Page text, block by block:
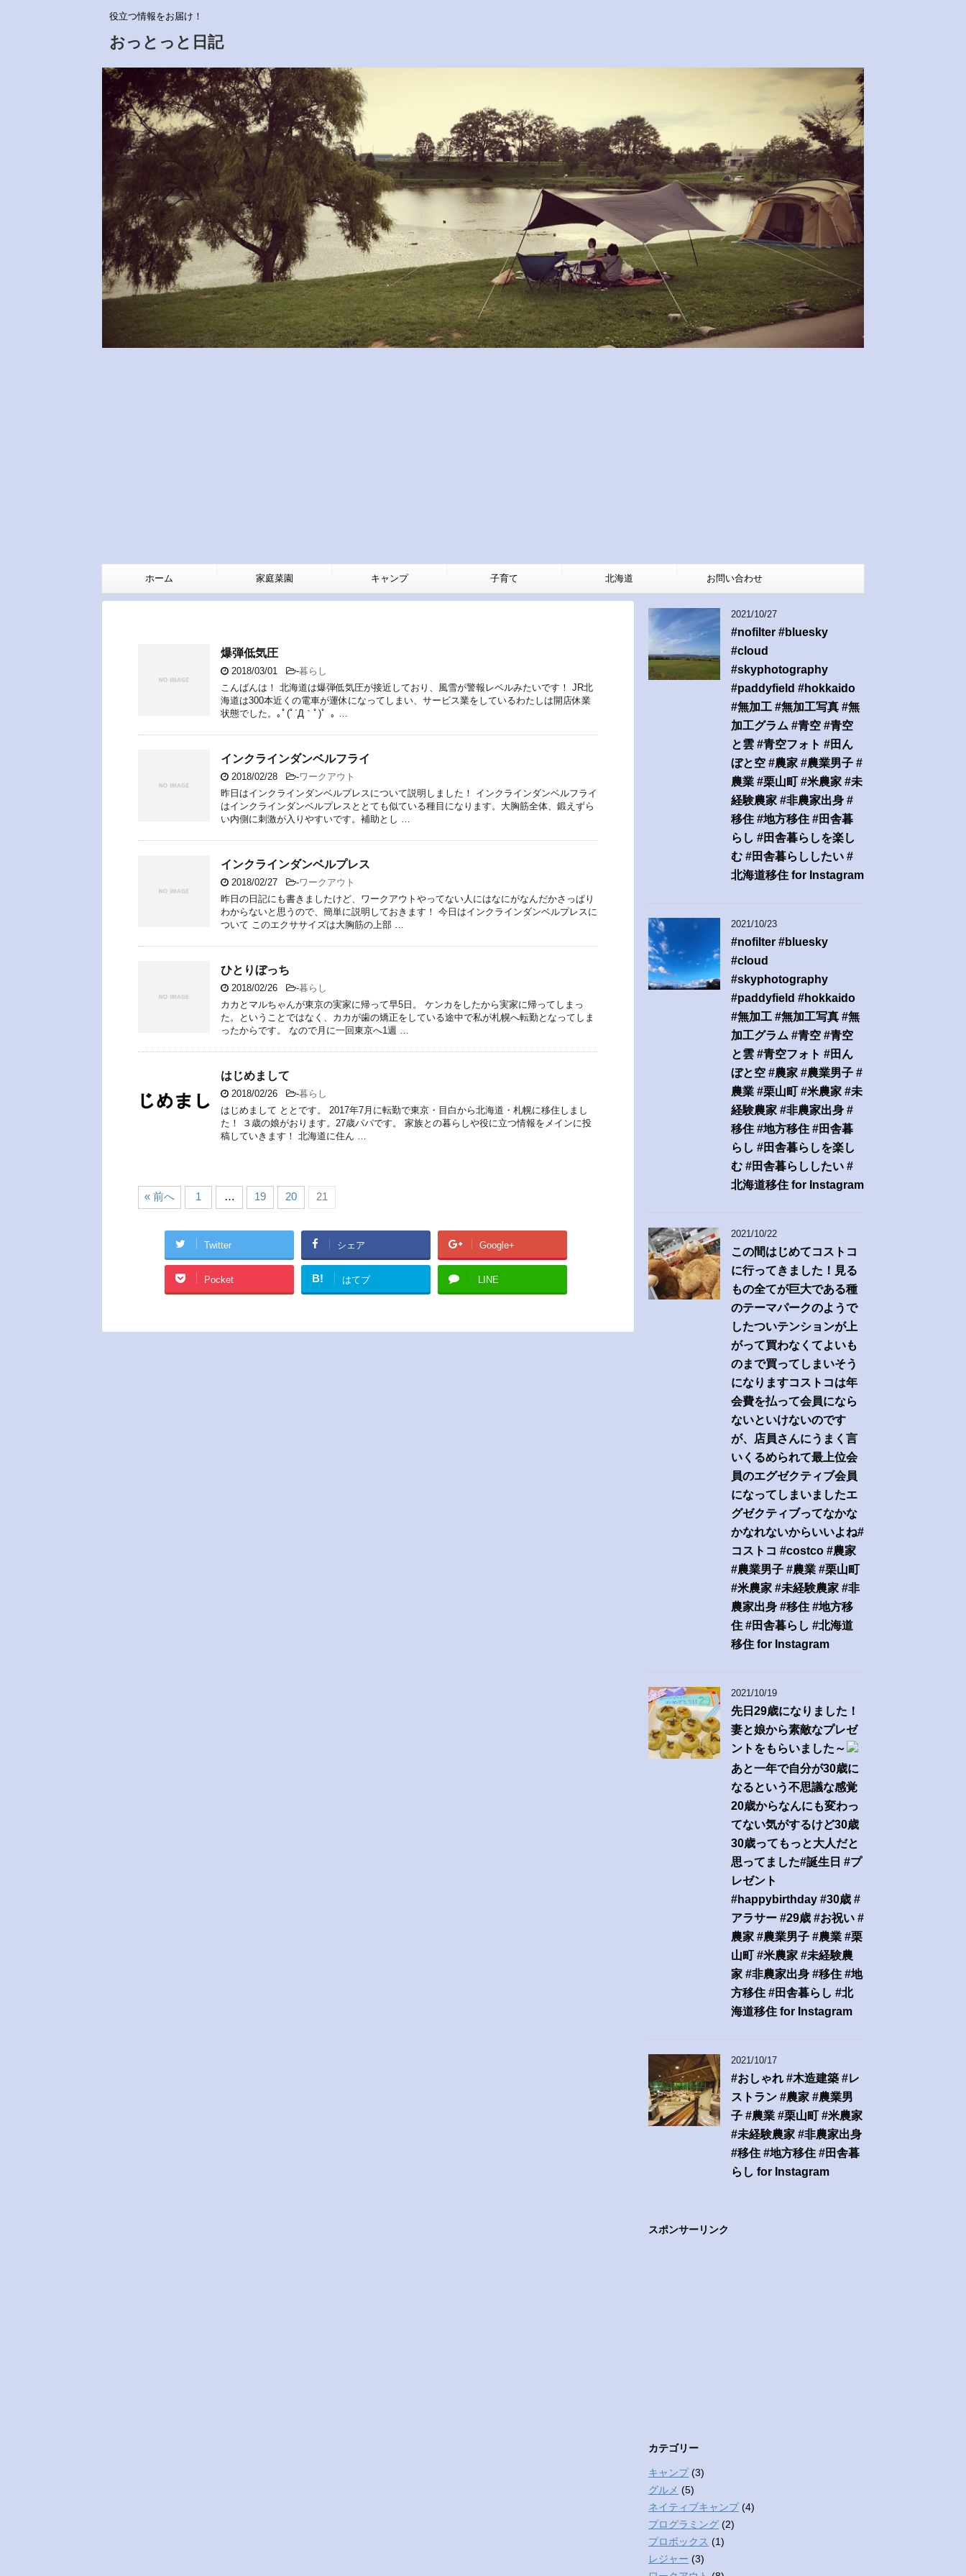
役立つ情報をお届け！
おっとっと日記
ホーム 家庭菜園 キャンプ 子育て 北海道 お問い合わせ
爆弾低気圧
2018/03/01 -暮らし
こんばんは！ 北海道は爆弾低気圧が接近しており、風雪が警報レベルみたいです！ JR北
海道は300本近くの電車が運休になってしまい、サービス業をしているわたしは開店休業
状態でした。｡ﾟ(ﾟ´Д｀ﾟ)゜｡ …
インクラインダンベルフライ
2018/02/28 -ワークアウト
昨日はインクラインダンベルプレスについて説明しました！ インクラインダンベルフライ
はインクラインダンベルプレスととても似ている種目になります。大胸筋全体、鍛えずら
い内側に刺激が入りやすいです。補助とし …
インクラインダンベルプレス
2018/02/27 -ワークアウト
昨日の日記にも書きましたけど、ワークアウトやってない人にはなにがなんだかさっぱり
わからないと思うので、簡単に説明しておきます！ 今日はインクラインダンベルプレスに
ついて このエクササイズは大胸筋の上部 …
ひとりぼっち
2018/02/26 -暮らし
カカとマルちゃんが東京の実家に帰って早5日。 ケンカをしたから実家に帰ってしまっ
た。ということではなく、カカが歯の矯正をしている途中で私が札幌へ転勤となってしま
ったからです。 なので月に一回東京へ1週 …
はじめまして
2018/02/26 -暮らし
はじめまして ととです。 2017年7月に転勤で東京・目白から北海道・札幌に移住しまし
た！ ３歳の娘がおります。27歳パパです。 家族との暮らしや役に立つ情報をメインに投
稿していきます！ 北海道に住ん …
« 前へ 1 … 19 20 21
Twitter シェア Google+
Pocket B! はてブ LINE
2021/10/27
#nofilter #bluesky
#cloud
#skyphotography
#paddyfield #hokkaido
#無加工 #無加工写真 #無
加工グラム #青空 #青空
と雲 #青空フォト #田ん
ぼと空 #農家 #農業男子 #
農業 #栗山町 #米農家 #未
経験農家 #非農家出身 #
移住 #地方移住 #田舎暮
らし #田舎暮らしを楽し
む #田舎暮らししたい #
北海道移住 for Instagram
2021/10/23
#nofilter #bluesky
#cloud
#skyphotography
#paddyfield #hokkaido
#無加工 #無加工写真 #無
加工グラム #青空 #青空
と雲 #青空フォト #田ん
ぼと空 #農家 #農業男子 #
農業 #栗山町 #米農家 #未
経験農家 #非農家出身 #
移住 #地方移住 #田舎暮
らし #田舎暮らしを楽し
む #田舎暮らししたい #
北海道移住 for Instagram
2021/10/22
この間はじめてコストコ
に行ってきました！見る
もの全てが巨大である種
のテーマパークのようで
したついテンションが上
がって買わなくてよいも
のまで買ってしまいそう
になりますコストコは年
会費を払って会員になら
ないといけないのです
が、店員さんにうまく言
いくるめられて最上位会
員のエグゼクティブ会員
になってしまいましたエ
グゼクティブってなかな
かなれないからいいよね#
コストコ #costco #農家
#農業男子 #農業 #栗山町
#米農家 #未経験農家 #非
農家出身 #移住 #地方移
住 #田舎暮らし #北海道
移住 for Instagram
2021/10/19
先日29歳になりました！
妻と娘から素敵なプレゼ
ントをもらいました～
あと一年で自分が30歳に
なるという不思議な感覚
20歳からなんにも変わっ
てない気がするけど30歳
30歳ってもっと大人だと
思ってました#誕生日 #プ
レゼント
#happybirthday #30歳 #
アラサー #29歳 #お祝い #
農家 #農業男子 #農業 #栗
山町 #米農家 #未経験農
家 #非農家出身 #移住 #地
方移住 #田舎暮らし #北
海道移住 for Instagram
2021/10/17
#おしゃれ #木造建築 #レ
ストラン #農家 #農業男
子 #農業 #栗山町 #米農家
#未経験農家 #非農家出身
#移住 #地方移住 #田舎暮
らし for Instagram
スポンサーリンク
カテゴリー
キャンプ(3)
グルメ (5)
ネイティブキャンプ(4)
プログラミング (2)
プロボックス (1)
レジャー (3)